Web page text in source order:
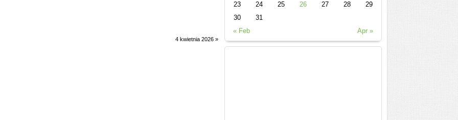
4 kwietnia 2026»
« Feb Apr »
23
24 25 26 27 28
29
30
31